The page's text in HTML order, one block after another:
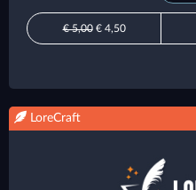
€ 5,00€ 4,50
LoreCraft